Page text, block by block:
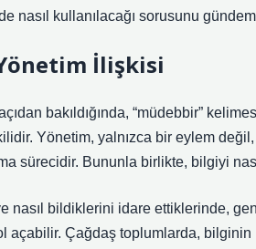
nasıl kullanılacağı sorusunu
İlişkisi
bakıldığında, “müdebbir”
Yönetim, yalnızca bir eylem
sürecidir. Bununla birlikte, bilgiyi
nasıl bildiklerini idare ettiklerinde,
açabilir. Çağdaş toplumlarda,